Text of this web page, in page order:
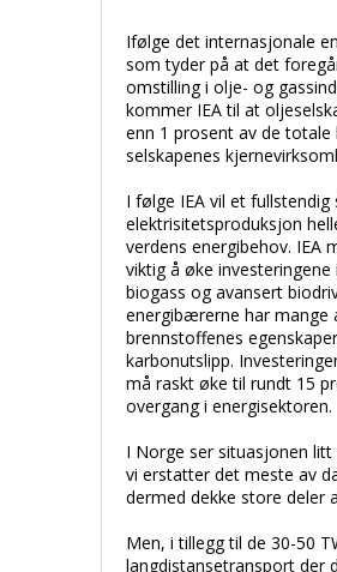
Ifølge det internasjonale
som tyder på at det
omstilling i olje- og
kommer IEA til at
enn 1 prosent av de
selskapenes
I følge IEA vil et fullstendig
elektrisitetsproduksjon
verdens energibehov. IEA
viktig å øke
biogass og avansert
energibærerne har mange
brennstoffenes
karbonutslipp.
må raskt øke til rundt 15
overgang i energisektoren.
I Norge ser situasjonen
vi erstatter det meste av
dermed dekke store deler
Men, i tillegg til de 30-50
langdistansetransport der